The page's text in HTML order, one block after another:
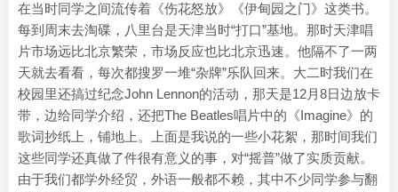
在当时同学之间流传着《伤花怒放》《伊甸园之门》这类书。
每到周末去淘碟，八里台是天津当时“打口”基地。那时天津唱
片市场远比北京繁荣，市场反应也比北京迅速。他隔不了一两
天就去看看，每次都搜罗一堆“杂牌”乐队回来。大二时我们在
校园里还搞过纪念John Lennon的活动，那天是12月8日边放卡
带，边给同学介绍，还把The Beatles唱片中的《Imagine》的
歌词抄纸上，铺地上。上面是我说的一些小花絮，那时间我们
这些同学还真做了件很有意义的事，对“摇普”做了实质贡献。
由于我们都学外经贸，外语一般都不赖，其中不少同学参与翻